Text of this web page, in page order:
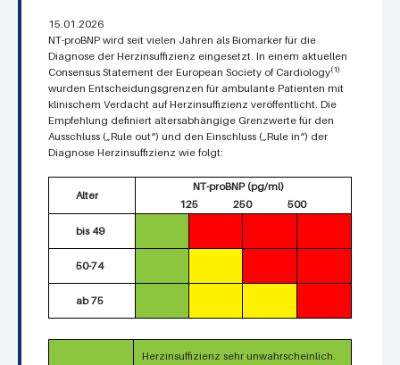
15.01.2026
NT-proBNP wird seit vielen Jahren als Biomarker für die
Diagnose der Herzinsuffizienz eingesetzt. In einem aktuellen
Consensus Statement der European Society of Cardiology(1)
wurden Entscheidungsgrenzen für ambulante Patienten mit
klinischem Verdacht auf Herzinsuffizienz veröffentlicht. Die
Empfehlung definiert altersabhängige Grenzwerte für den
Ausschluss („Rule out“) und den Einschluss („Rule in“) der
Diagnose Herzinsuffizienz wie folgt:
Alter
NT-proBNP (pg/ml)
125
250 500
bis 49
50-74
ab 75
Herzinsuffizienz sehr unwahrscheinlich.